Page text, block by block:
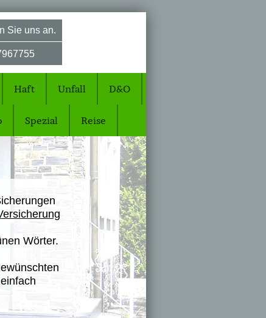
Haft Unfall D&O
Spezial Reise
Sie uns an.
Wörter.